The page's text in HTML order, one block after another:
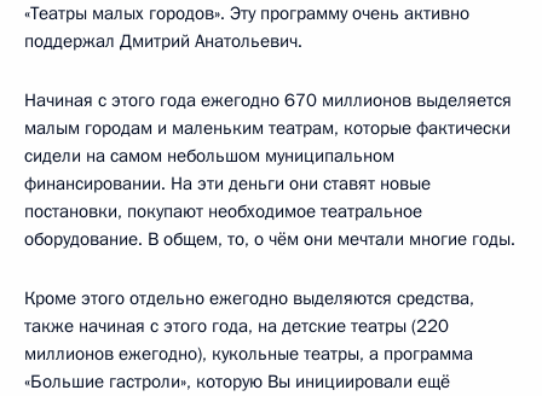
«Театры малых городов». Эту программу очень активно
поддержал Дмитрий Анатольевич.
Начиная с этого года ежегодно 670 миллионов выделяется
малым городам и маленьким театрам, которые фактически
сидели на самом небольшом муниципальном
финансировании. На эти деньги они ставят новые
постановки, покупают необходимое театральное
оборудование. В общем, то, о чём они мечтали многие годы.
Кроме этого отдельно ежегодно выделяются средства,
также начиная с этого года, на детские театры (220
миллионов ежегодно), кукольные театры, а программа
«Большие гастроли», которую Вы инициировали ещё